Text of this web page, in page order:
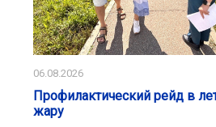
06.08.2026
Профилактический рейд в
жару